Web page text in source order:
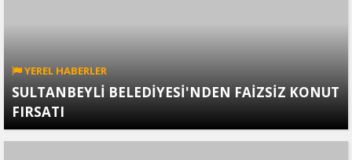
YEREL HABERLER
SULTANBEYLİ BELEDİYESİ'NDEN FAİZSİZ KONUT
FIRSATI